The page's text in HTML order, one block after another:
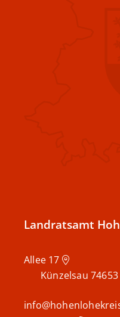
Landratsamt
74653
Künzelsau